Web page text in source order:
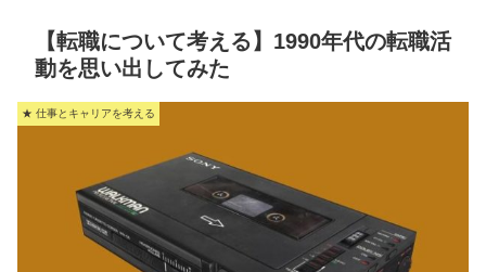
【転職について考える】1990年代の転職活
動を思い出してみた
★ 仕事とキャリアを考える